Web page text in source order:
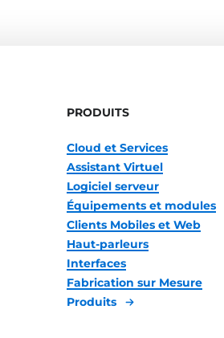
PRODUITS
Cloud et Services
Assistant Virtuel
Logiciel serveur
Équipements et modules
Clients Mobiles et Web
Haut-parleurs
Interfaces
Fabrication sur Mesure
Produits